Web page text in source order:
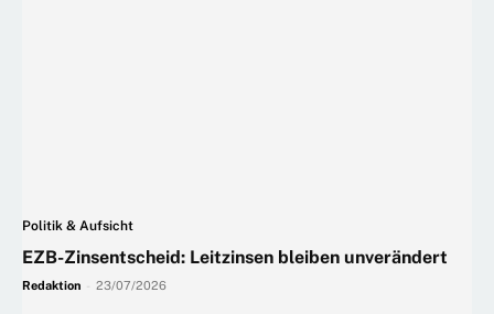
Politik & Aufsicht
EZB-Zinsentscheid: Leitzinsen bleiben unverändert
Redaktion 23/07/2026